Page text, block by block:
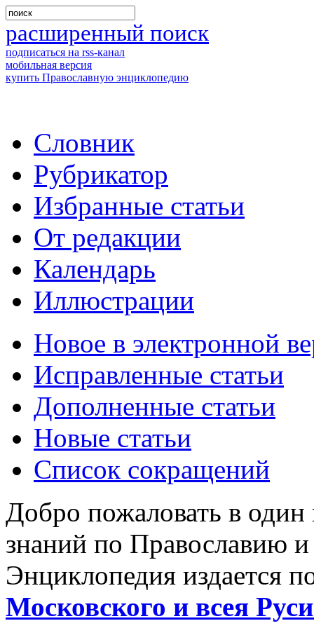
расширенный поиск
подписаться на rss-канал
мобильная версия
купить Православную энциклопедию
Словник
Рубрикатор
Избранные статьи
От редакции
Календарь
Иллюстрации
Новое в электронной
Исправленные статьи
Дополненные статьи
Новые статьи
Список сокращений
Добро пожаловать в
знаний по Православию
Энциклопедия издается
Московского и всея